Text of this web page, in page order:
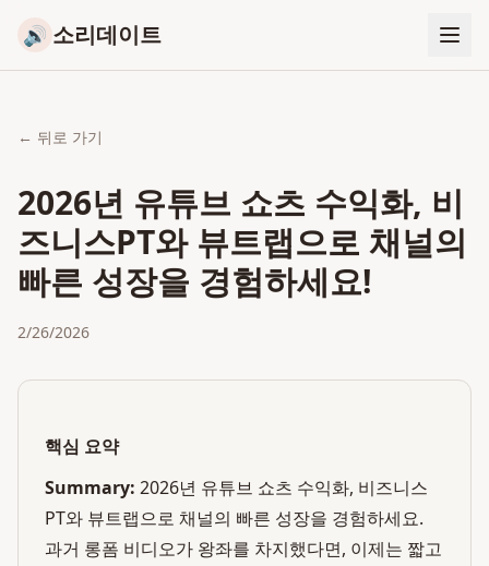
🔊 소리데이트
← 뒤로 가기
2026년 유튜브 쇼츠 수익화, 비
즈니스PT와 뷰트랩으로 채널의
빠른 성장을 경험하세요!
2/26/2026
핵심 요약
Summary: 2026년 유튜브 쇼츠 수익화, 비즈니스
PT와 뷰트랩으로 채널의 빠른 성장을 경험하세요.
과거 롱폼 비디오가 왕좌를 차지했다면, 이제는 짧고